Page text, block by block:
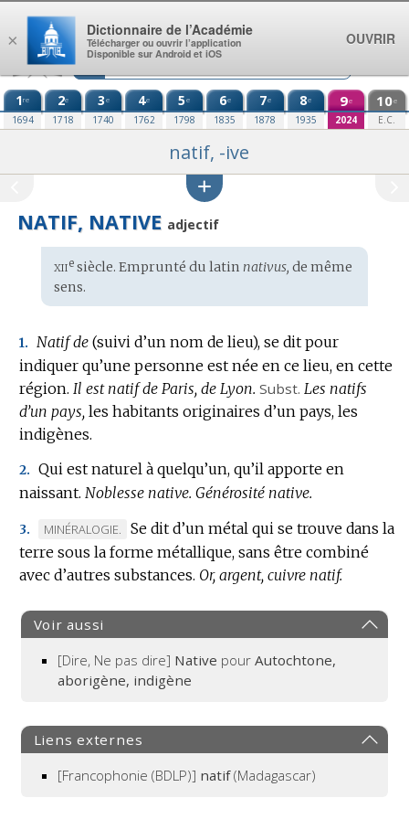
Aller au contenu
1re
1694
2e
1718
3e
1740
4e
1762
5e
1798
6e
1835
7e
1878
8e
1935
9e
2024
10e
E.C.
natif, -ive
NATIF, NATIVE adjectif
Étymologie
:
xiiesiècle. Emprunté du latin nativus, de même
sens.
1. Natif de(suivi d’un nom de lieu), se dit pour
indiquer qu’une personne est née en ce lieu, en cette
région. Il est natif de Paris, de Lyon. Subst. Les natifs
d’un pays, les habitants originaires d’un pays, les
indigènes.
2. Qui est naturel à quelqu’un, qu’il apporte en
naissant. Noblesse native. Générosité native.
3.
MARQUE
DE
DOMAINE
MINÉRALOGIE.
Se dit d’un métal qui se trouve dans la
terre sous la forme métallique, sans être combiné
avec d’autres substances. Or, argent, cuivre natif.
Voir aussi
[Dire, Ne pas dire] Native pour Autochtone,
aborigène, indigène
Liens externes
[Francophonie (BDLP)] natif(Madagascar)
×
Dictionnaire de l’Académie
Télécharger ou ouvrir l’application
Disponible sur Android et iOS
OUVRIR